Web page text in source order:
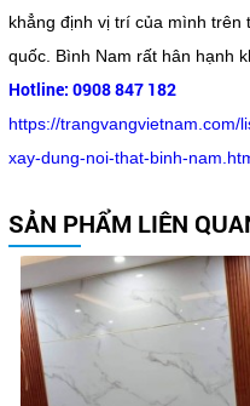
khẳng định vị trí của mình
quốc. Bình Nam rất hân hạnh
Hotline: 0908 847 182
https://trangvangvietnam.com/
xay-dung-noi-that-binh-
SẢN PHẨM LIÊN